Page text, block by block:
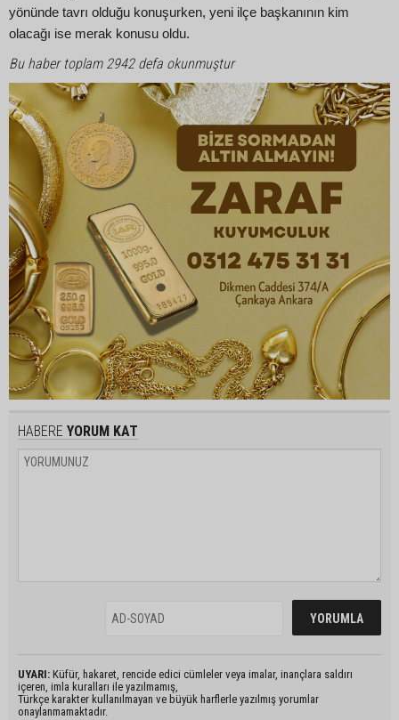
yönünde tavrı olduğu konuşurken, yeni ilçe başkanının kim
olacağı ise merak konusu oldu.
Bu haber toplam 2942 defa okunmuştur
HABERE YORUM KAT
UYARI: Küfür, hakaret, rencide edici cümleler veya imalar, inançlara saldırı
içeren, imla kuralları ile yazılmamış,
Türkçe karakter kullanılmayan ve büyük harflerle yazılmış yorumlar
onaylanmamaktadır.